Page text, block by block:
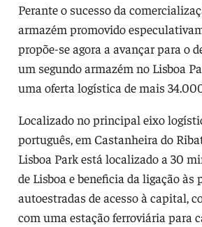
Perante o sucesso da
armazém promovido
propõe-se agora a avançar para o
um segundo armazém no Lisboa
uma oferta logística de mais
Localizado no principal eixo
português, em Castanheira do
Lisboa Park está localizado a 30
de Lisboa e beneficia da ligação às
autoestradas de acesso à capital,
com uma estação ferroviária para